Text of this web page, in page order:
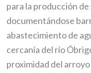
para la producción
documentándose
abastecimiento de
cercanía del río
proximidad del